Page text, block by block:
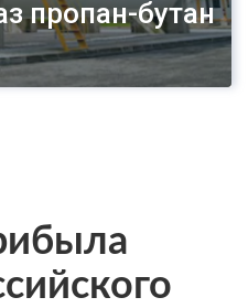
пропан-бутан